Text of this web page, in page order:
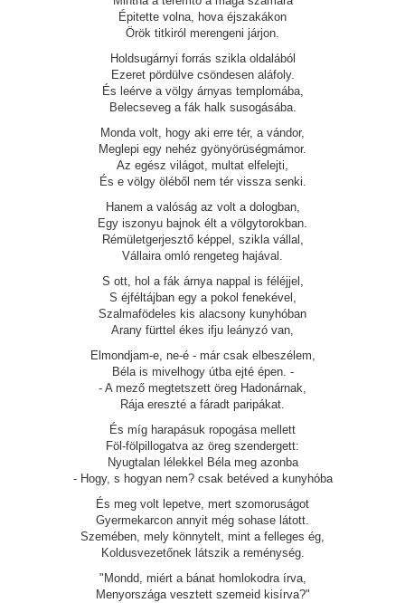
Épitette volna, hova éjszakákon
Örök titkiról merengeni járjon.
Holdsugárnyi forrás szikla oldalából
Ezeret pördülve csöndesen aláfoly.
És leérve a völgy árnyas templomába,
Belecseveg a fák halk susogásába.
Monda volt, hogy aki erre tér, a vándor,
Meglepi egy nehéz gyönyörüségmámor.
Az egész világot, multat elfelejti,
És e völgy öléből nem tér vissza senki.
Hanem a valóság az volt a dologban,
Egy iszonyu bajnok élt a völgytorokban.
Rémületgerjesztő képpel, szikla vállal,
Vállaira omló rengeteg hajával.
S ott, hol a fák árnya nappal is féléjjel,
S éjféltájban egy a pokol fenekével,
Szalmafödeles kis alacsony kunyhóban
Arany fürttel ékes ifju leányzó van,
Elmondjam-e, ne-é - már csak elbeszélem,
Béla is mivelhogy útba ejté épen. -
- A mező megtetszett öreg Hadonárnak,
Rája ereszté a fáradt paripákat.
És míg harapásuk ropogása mellett
Föl-fölpillogatva az öreg szendergett:
Nyugtalan lélekkel Béla meg azonba
- Hogy, s hogyan nem? csak betéved a kunyhóba
És meg volt lepetve, mert szomoruságot
Gyermekarcon annyit még sohase látott.
Szemében, mely könnytelt, mint a felleges ég,
Koldusvezetőnek látszik a reménység.
"Mondd, miért a bánat homlokodra írva,
Menyországa vesztett szemeid kisírva?"